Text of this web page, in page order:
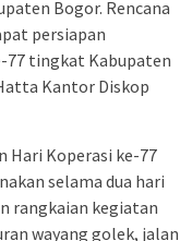
Bogor. Rencana
persiapan
77 tingkat Kabupaten
Kantor Diskop
Hari Koperasi ke-77
selama dua hari
rangkaian kegiatan
wayang golek, jalan